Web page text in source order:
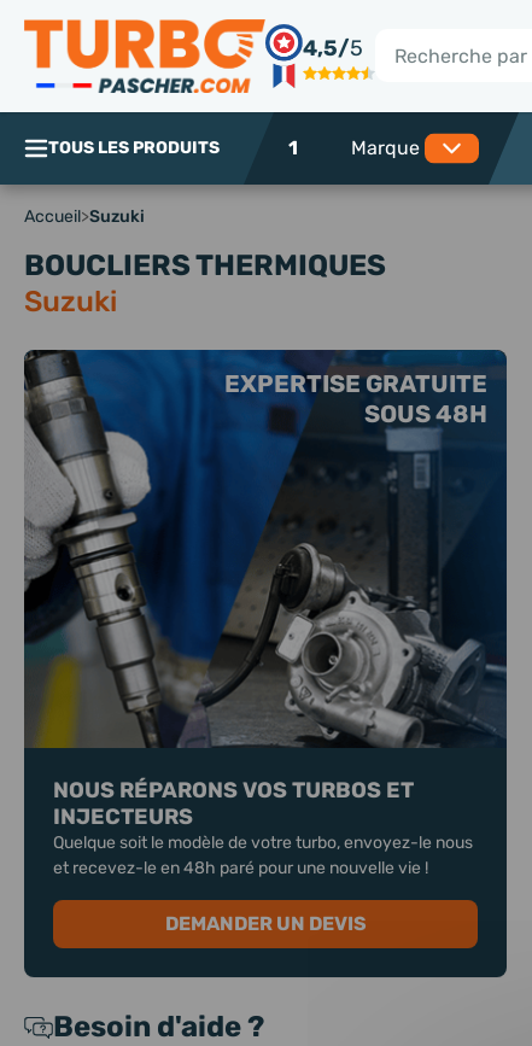
4,5/5
Rechercher
TOUS LES PRODUITS 1
Accueil>Suzuki
BOUCLIERS THERMIQUES
Suzuki
EXPERTISE GRATUITE
SOUS 48H
NOUS RÉPARONS VOS TURBOS ET
INJECTEURS
Quelque soit le modèle de votre turbo, envoyez-le nous
et recevez-le en 48h paré pour une nouvelle vie !
DEMANDER UN DEVIS
Besoin d'aide ?
Panneau de gestion des cookies